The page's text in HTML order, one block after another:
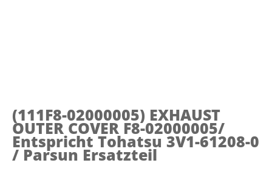
(111F8-02000005) EXHAUST
OUTER COVER F8-02000005/
Entspricht Tohatsu 3V1-61208-0
/ Parsun Ersatzteil